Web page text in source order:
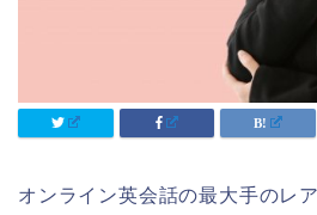
オンライン英会話の最大手のレア